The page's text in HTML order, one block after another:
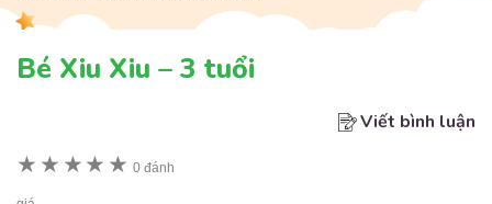
Bé Xiu Xiu – 3 tuổi
Viết bình luận
★ ★ ★★ ★ 0 đánh